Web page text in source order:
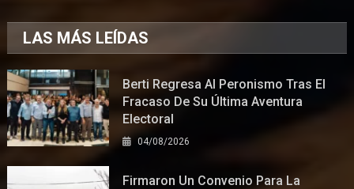
LAS MÁS LEÍDAS
Berti Regresa Al Peronismo Tras El
Fracaso De Su Última Aventura
Electoral
04/08/2026
Firmaron Un Convenio Para La